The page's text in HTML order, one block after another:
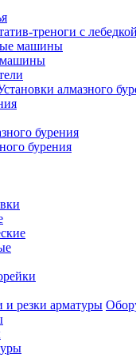
треноги с лебедкой
машины
машины
алмазного
бурения
бурения